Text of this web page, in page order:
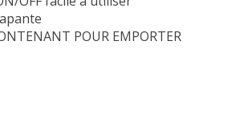
POUR EMPORTER